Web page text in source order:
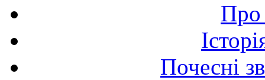
Про
Почесні